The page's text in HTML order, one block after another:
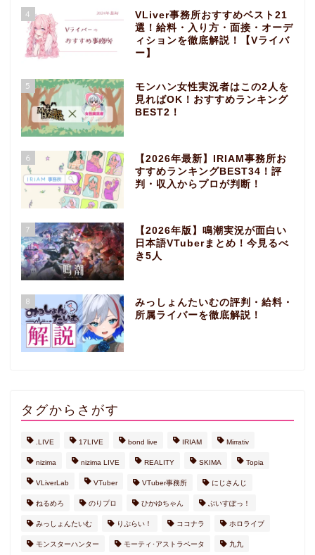
4
VLiver事務所おすすめベスト21
選！給料・入り方・面接・オーデ
ィションを徹底解説！【Vライバ
ー】
5
モンハン女性実況者はこの2人を
見ればOK！おすすめランキング
BEST2！
6
【2026年最新】IRIAM事務所お
すすめランキングBEST34！評
判・収入からプロが判断！
7
【2026年版】鳴潮実況が面白い
日本語VTuberまとめ！今見るべ
き5人
8
みっしょんたいむの評判・給料・
所属ライバーを徹底解説！
タグからさがす
.LIVE 17LIVE bond live IRIAM Mirrativ
nizima nizima LIVE REALITY SKIMA Topia
VLiverLab VTuber VTuber事務所 にじさんじ
ねるめろ のりプロ ひかゆちゃん ぶいすぽっ！
みっしょんたいむ りぷらい！ ココナラ ホロライブ
モンスターハンター モーティ･アストラベータ 九九